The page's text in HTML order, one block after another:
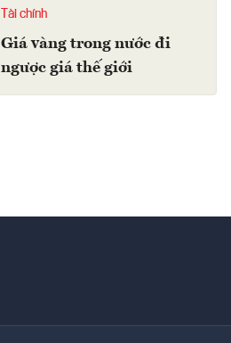
Tài chính
Giá vàng trong nước đi
ngược giá thế giới